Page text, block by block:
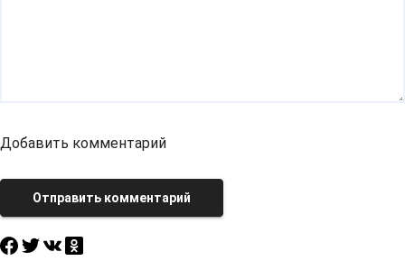
Добавить комментарий
Отправить комментарий